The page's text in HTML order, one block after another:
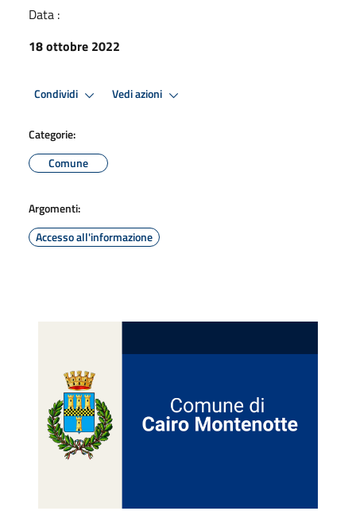
Data :
18 ottobre 2022
Condividi Vedi azioni
Categorie:
Comune
Argomenti:
Accesso all'informazione